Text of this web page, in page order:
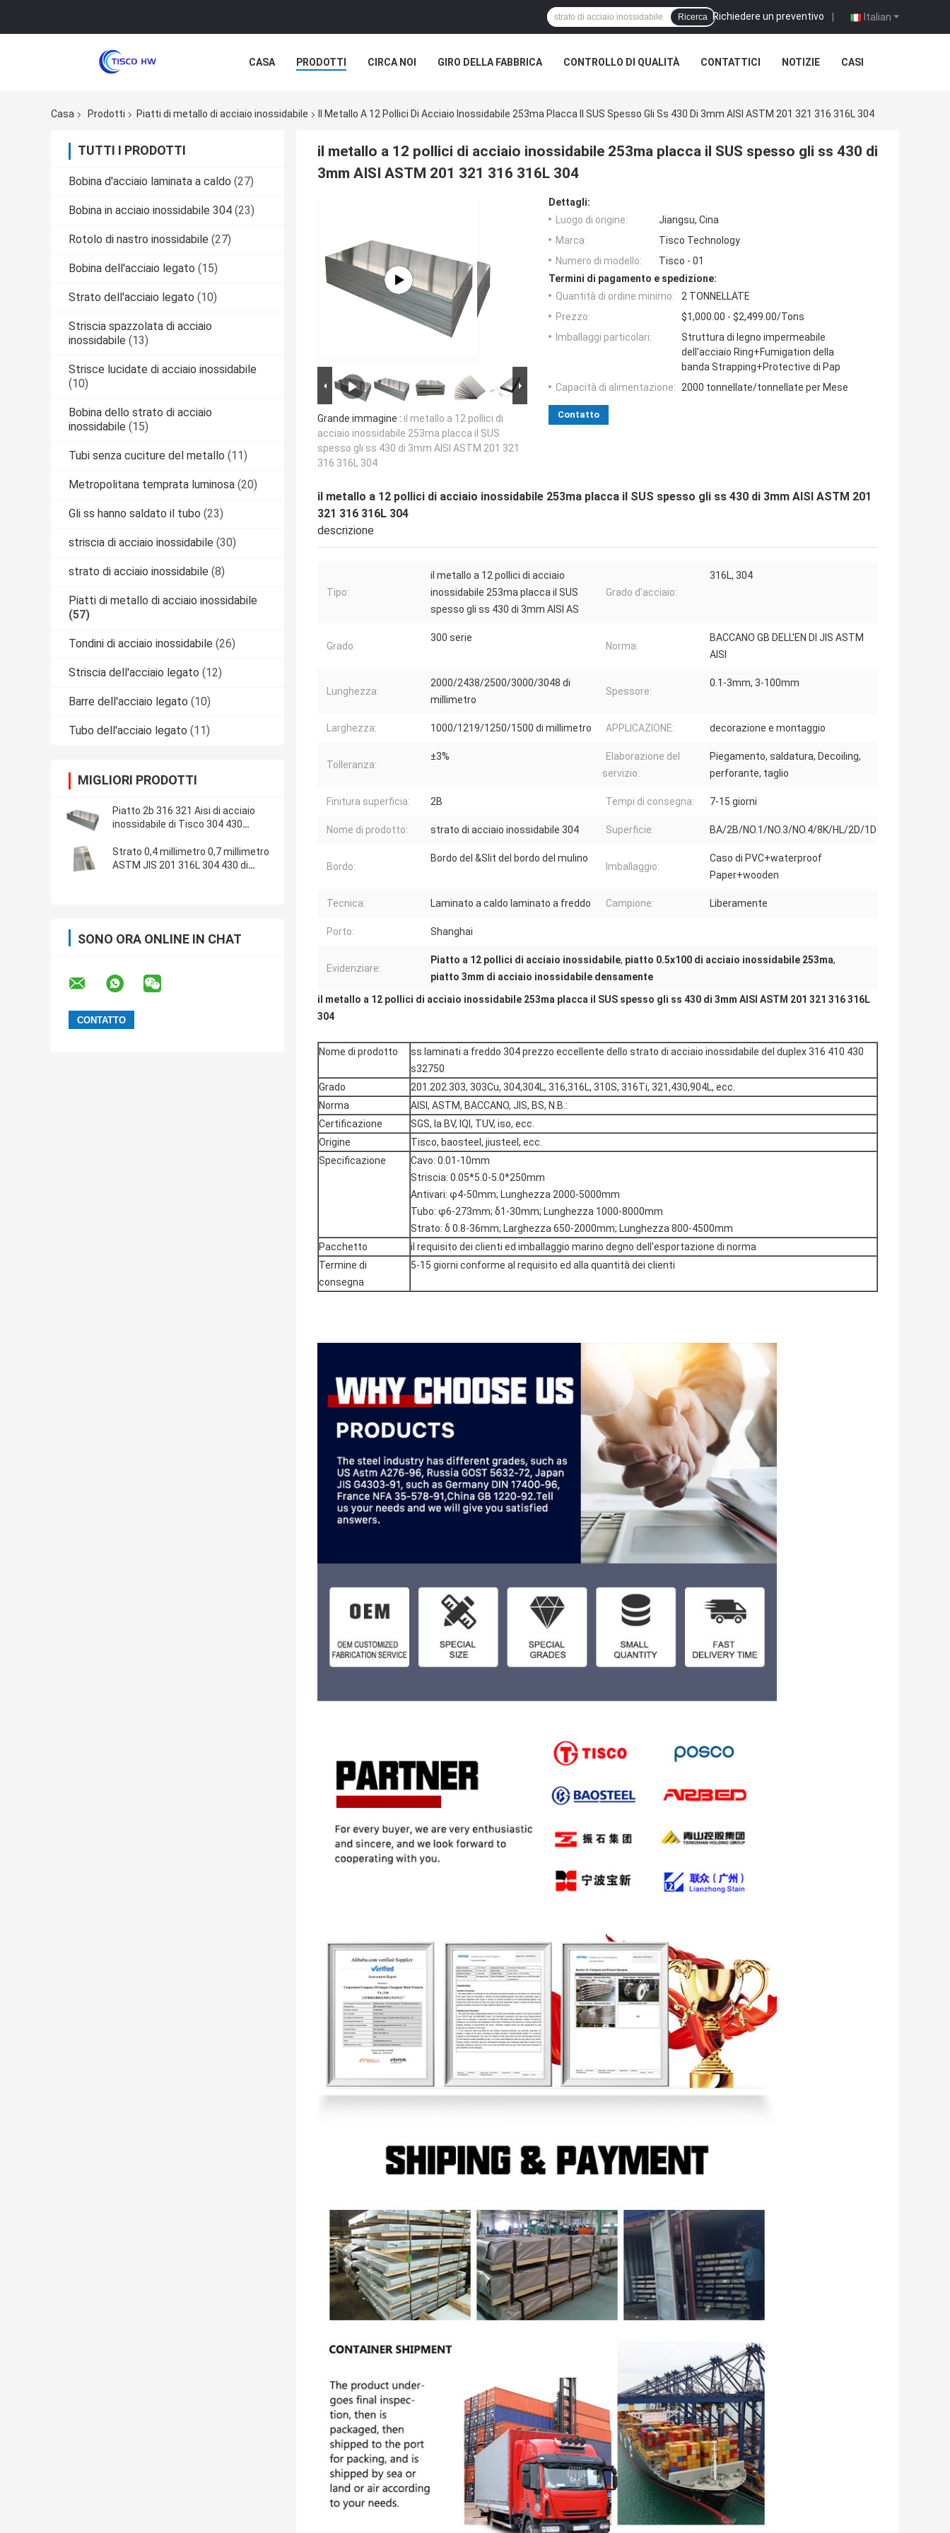
Italian
Richiedere un preventivo |
Ricerca
CASA PRODOTTI CIRCA NOI GIRO DELLA FABBRICA CONTROLLO DI QUALITÀ CONTATTICI NOTIZIE CASI
Casa Prodotti Piatti di metallo di acciaio inossidabile Il Metallo A 12 Pollici Di Acciaio Inossidabile 253ma Placca Il SUS Spesso Gli Ss 430 Di 3mm AISI ASTM 201 321 316 316L 304
TUTTI I PRODOTTI
Bobina d'acciaio laminata a caldo (27)
Bobina in acciaio inossidabile 304 (23)
Rotolo di nastro inossidabile (27)
Bobina dell'acciaio legato (15)
Strato dell'acciaio legato (10)
Striscia spazzolata di acciaio
inossidabile (13)
Strisce lucidate di acciaio inossidabile
(10)
Bobina dello strato di acciaio
inossidabile (15)
Tubi senza cuciture del metallo (11)
Metropolitana temprata luminosa (20)
Gli ss hanno saldato il tubo (23)
striscia di acciaio inossidabile (30)
strato di acciaio inossidabile (8)
Piatti di metallo di acciaio inossidabile
(57)
Tondini di acciaio inossidabile (26)
Striscia dell'acciaio legato (12)
Barre dell'acciaio legato (10)
Tubo dell'acciaio legato (11)
MIGLIORI PRODOTTI
Piatto 2b 316 321 Aisi di acciaio
inossidabile di Tisco 304 430
Strato 0,4 millimetro 0,7 millimetro
ASTM JIS 201 316L 304 430 di
SONO ORA ONLINE IN CHAT
il metallo a 12 pollici di acciaio inossidabile 253ma placca il SUS spesso gli ss 430 di
3mm AISI ASTM 201 321 316 316L 304
Grande immagine : il metallo a 12 pollici di
acciaio inossidabile 253ma placca il SUS
spesso gli ss 430 di 3mm AISI ASTM 201 321
316 316L 304
Dettagli:
Luogo di origine:
Jiangsu, Cina
Marca:
Tisco Technology
Numero di modello:
Tisco - 01
Termini di pagamento e spedizione:
Quantità di ordine minimo:
2 TONNELLATE
Prezzo:
$1,000.00 - $2,499.00/Tons
Imballaggi particolari:
Struttura di legno impermeabile
dell'acciaio Ring+Fumigation della
banda Strapping+Protective di Pap
Capacità di alimentazione: 2000 tonnellate/tonnellate per Mese
Contatto
il metallo a 12 pollici di acciaio inossidabile 253ma placca il SUS spesso gli ss 430 di 3mm AISI ASTM 201
321 316 316L 304
descrizione
Tipo:
il metallo a 12 pollici di acciaio
inossidabile 253ma placca il SUS
spesso gli ss 430 di 3mm AISI AS
Grado d'acciaio:
316L, 304
Grado:
300 serie
Norma:
BACCANO GB DELL'EN DI JIS ASTM
AISI
Lunghezza:
2000/2438/2500/3000/3048 di
millimetro
Spessore:
0.1-3mm, 3-100mm
Larghezza: 1000/1219/1250/1500 di millimetro APPLICAZIONE: decorazione e montaggio
Tolleranza:
±3%
Elaborazione del
servizio:
Piegamento, saldatura, Decoiling,
perforante, taglio
Finitura superficia: 2B Tempi di consegna: 7-15 giorni
Nome di prodotto: strato di acciaio inossidabile 304 Superficie: BA/2B/NO.1/NO.3/NO.4/8K/HL/2D/1D
Bordo:
Bordo del &Slit del bordo del mulino
Imballaggio:
Caso di PVC+waterproof
Paper+wooden
Tecnica: Laminato a caldo laminato a freddo Campione: Liberamente
Porto: Shanghai
Evidenziare:
Piatto a 12 pollici di acciaio inossidabile, piatto 0.5x100 di acciaio inossidabile 253ma,
piatto 3mm di acciaio inossidabile densamente
il metallo a 12 pollici di acciaio inossidabile 253ma placca il SUS spesso gli ss 430 di 3mm AISI ASTM 201 321 316 316L
304
Nome di prodotto
ss laminati a freddo 304 prezzo eccellente dello strato di acciaio inossidabile del duplex 316 410 430
s32750
Grado
201.202.303, 303Cu, 304,304L, 316,316L, 310S, 316Ti, 321,430,904L, ecc.
Norma
AISI, ASTM, BACCANO, JIS, BS, N.B.:
Certificazione
SGS, la BV, IQI, TUV, iso, ecc.
Origine
Tisco, baosteel, jiusteel, ecc.
Specificazione
Cavo: 0.01-10mm
Striscia: 0.05*5.0-5.0*250mm
Antivari: φ4-50mm; Lunghezza 2000-5000mm
Tubo: φ6-273mm; δ1-30mm; Lunghezza 1000-8000mm
Strato: δ 0.8-36mm; Larghezza 650-2000mm; Lunghezza 800-4500mm
Pacchetto
il requisito dei clienti ed imballaggio marino degno dell'esportazione di norma
Termine di
consegna
5-15 giorni conforme al requisito ed alla quantità dei clienti